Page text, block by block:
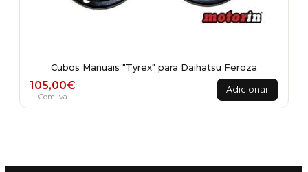
Cubos Manuais "Tyrex" para Daihatsu Feroza
105,00€
Com Iva
Adicionar